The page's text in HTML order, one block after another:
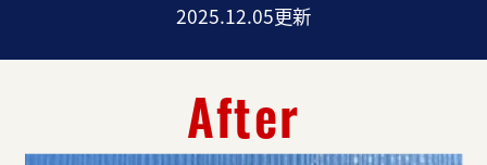
2025.12.05更新
After